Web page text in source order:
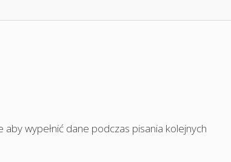
wypełnić dane podczas pisania kolejnych